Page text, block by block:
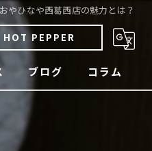
やひなや西葛西店の魅力とは？
HOT PEPPER
ブログ コラム